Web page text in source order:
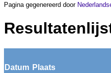
Pagina gegenereerd door
Datum Plaats